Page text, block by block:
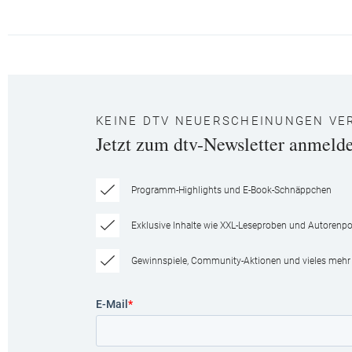
KEINE DTV NEUERSCHEINUNGEN
Jetzt zum dtv-Newsletter
Programm-Highlights und E-Book-Schnäppchen
Exklusive Inhalte wie XXL-Leseproben und
Gewinnspiele, Community-Aktionen und vieles mehr
E-Mail *